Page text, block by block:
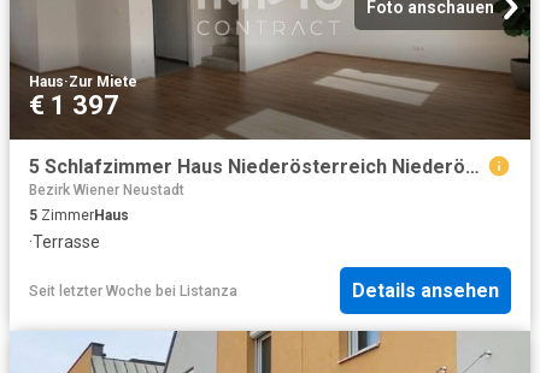
Foto anschauen
Haus·Zur Miete
€ 1 397
5 Schlafzimmer Haus Niederösterreich Niederösterreich 104641874
Bezirk Wiener Neustadt
5 ZimmerHaus
·Terrasse
Seit letzter Woche bei Listanza Details ansehen